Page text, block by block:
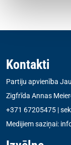
Kontakti
Partiju apvienība
Zigfrīda Annas
+371 67205475 |
Medijiem saziņai: